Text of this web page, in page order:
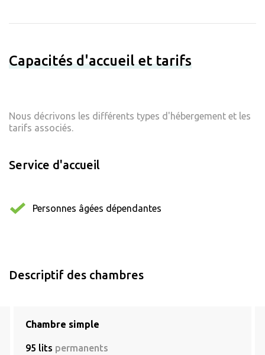
Capacités d'accueil et tarifs
Nous décrivons les différents types d'hébergement et les
tarifs associés.
Service d'accueil
Personnes âgées dépendantes
Descriptif des chambres
Chambre simple
95 lits permanents